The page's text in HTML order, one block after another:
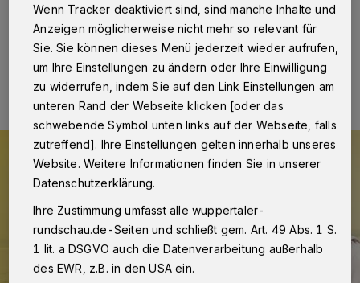
Eine Minute Lesezeit
Wenn Tracker deaktiviert sind, sind manche Inhalte und
Anzeigen möglicherweise nicht mehr so relevant für
Sie. Sie können dieses Menü jederzeit wieder aufrufen,
um Ihre Einstellungen zu ändern oder Ihre Einwilligung
zu widerrufen, indem Sie auf den Link Einstellungen am
unteren Rand der Webseite klicken [oder das
schwebende Symbol unten links auf der Webseite, falls
zutreffend]. Ihre Einstellungen gelten innerhalb unseres
Website. Weitere Informationen finden Sie in unserer
Datenschutzerklärung.
Ihre Zustimmung umfasst alle wuppertaler-
rundschau.de-Seiten und schließt gem. Art. 49 Abs. 1 S.
1 lit. a DSGVO auch die Datenverarbeitung außerhalb
des EWR, z.B. in den USA ein.